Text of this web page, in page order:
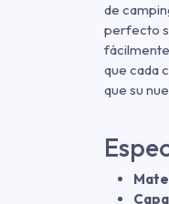
de
perfecto
que cada
que su